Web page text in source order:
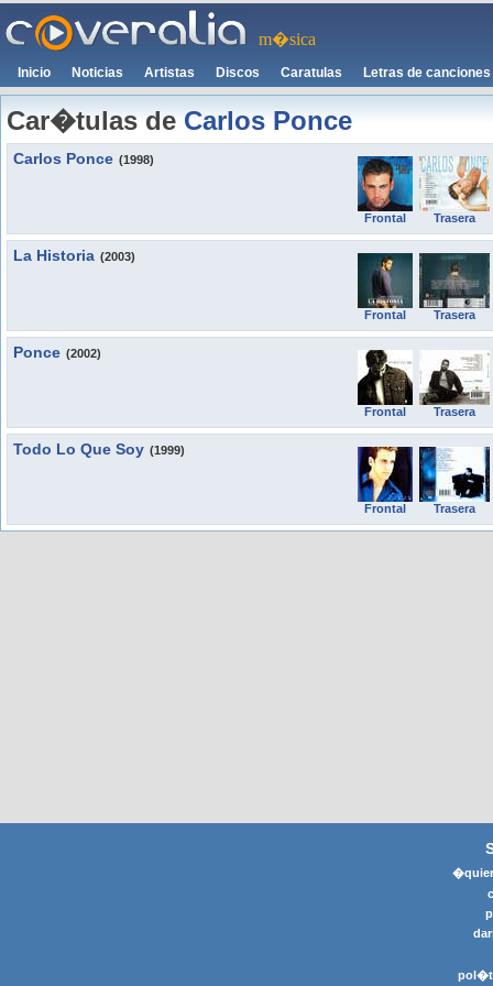
m�sica
Inicio Noticias Artistas Discos Caratulas Letras de canciones
Car�tulas de Carlos Ponce
Carlos Ponce (1998)
Frontal Trasera
La Historia (2003)
Frontal Trasera
Ponce (2002)
Frontal Trasera
Todo Lo Que Soy (1999)
Frontal Trasera